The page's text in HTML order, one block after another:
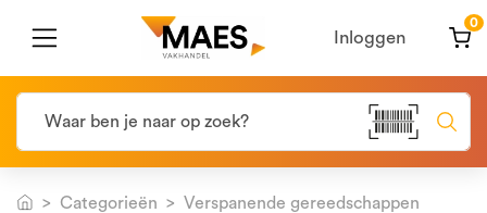
Inloggen
0
Categorieën
Verspanende gereedschappen